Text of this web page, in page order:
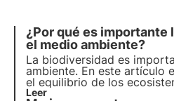
¿Por qué es importante
el medio ambiente?
La biodiversidad es
ambiente. En este artículo
el equilibrio de los
presta, su importancia para
Leer